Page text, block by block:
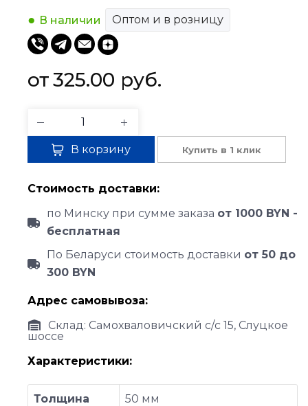
325.00 руб.
В корзину Купить в 1 клик
В наличии Оптом и в розницу
Стоимость доставки:
по Минску при сумме заказа от 1000 BYN -
бесплатная
По Беларуси стоимость доставки от 50 до
300 BYN
Адрес самовывоза:
Склад: Самохваловичский с/с 15, Слуцкое
шоссе
Характеристики:
Толщина 50 мм